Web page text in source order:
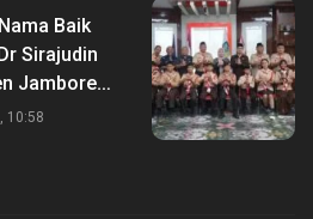
Baik
Sirajudin
Jambore
Cibubur
10:58